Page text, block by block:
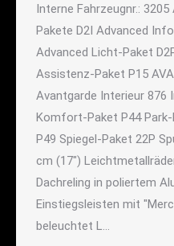
Interne Fahrzeugnr.:
Pakete D2I Advanced
Advanced Licht-Paket
Assistenz-Paket P15
Avantgarde Interieur 876
Komfort-Paket P44
P49 Spiegel-Paket 22P
cm (17")
Dachreling in poliertem
Einstiegsleisten mit
beleuchtet L…